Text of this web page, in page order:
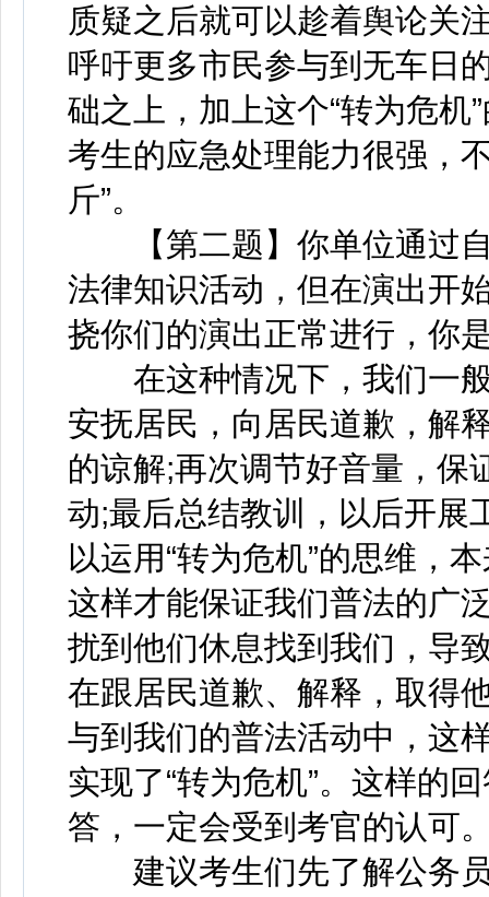
质疑之后就可以趁着舆论关
呼吁更多市民参与到无车日
础之上，加上这个“转为危机
考生的应急处理能力很强，
斤”。
【第二题】你单位通过自
法律知识活动，但在演出开
挠你们的演出正常进行，你
在这种情况下，我们一般
安抚居民，向居民道歉，解
的谅解;再次调节好音量，保
动;最后总结教训，以后开展
以运用“转为危机”的思维，
这样才能保证我们普法的广
扰到他们休息找到我们，导
在跟居民道歉、解释，取得
与到我们的普法活动中，这
实现了“转为危机”。这样的
答，一定会受到考官的认可
建议考生们先了解公务员